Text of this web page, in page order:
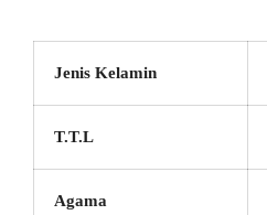
Jenis Kelamin
T.T.L
Agama